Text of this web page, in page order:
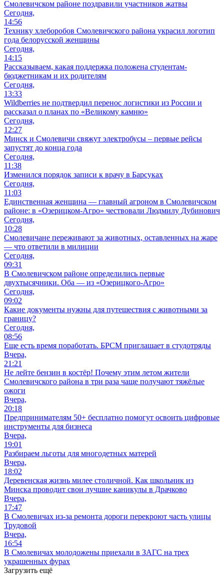
Смолевичском районе поздравили участников жатвы
Сегодня,
14:56
Технику хлеборобов Смолевичского района украсил логотип
года белорусской женщины
Сегодня,
14:15
Рассказываем, какая поддержка положена студентам-
бюджетникам и их родителям
Сегодня,
13:33
Wildberries не подтвердил перенос логистики из России и
рассказал о планах по «Великому камню»
Сегодня,
12:27
Минск и Смолевичи свяжут электробусы – первые рейсы
запустят до конца года
Сегодня,
11:38
Изменился порядок записи к врачу в Барсуках
Сегодня,
11:03
Единственная женщина — главный агроном в Смолевичском
районе: в «Озерицком-Агро» чествовали Людмилу Дубинович
Сегодня,
10:28
Смолевичане переживают за животных, оставленных на жаре
— что ответили в милиции
Сегодня,
09:31
В Смолевичском районе определились первые
двухтысячники. Оба — из «Озерицкого-Агро»
Сегодня,
09:02
Какие документы нужны для путешествия с животными за
границу?
Сегодня,
08:56
Еще есть время поработать. БРСМ приглашает в студотряды
Вчера,
21:21
Не лейте бензин в костёр! Почему этим летом жители
Смолевичского района в три раза чаще получают тяжёлые
ожоги
Вчера,
20:18
Предпринимателям 50+ бесплатно помогут освоить цифровые
инструменты для бизнеса
Вчера,
19:01
Разбираем льготы для многодетных матерей
Вчера,
18:02
Деревенская жизнь милее столичной. Как школьник из
Минска проводит свои лучшие каникулы в Драчково
Вчера,
17:47
В Смолевичах из-за ремонта дороги перекроют часть улицы
Трудовой
Вчера,
16:54
В Смолевичах молодожены приехали в ЗАГС на трех
украшенных фурах
Загрузить ещё